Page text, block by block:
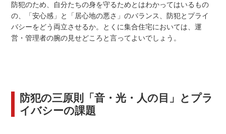
防犯のため、自分たちの身を守るためとはわかってはいるもの
の、「安心感」と「居心地の悪さ」のバランス、防犯とプライ
バシーをどう両立させるか。とくに集合住宅においては、運
営・管理者の腕の見せどころと言ってよいでしょう。
防犯の三原則「音・光・人の目」とプラ
イバシーの課題